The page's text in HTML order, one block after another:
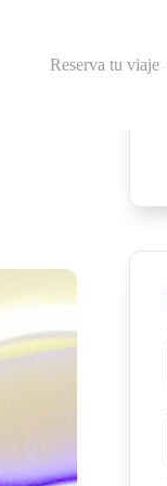
Reserva tu viaje